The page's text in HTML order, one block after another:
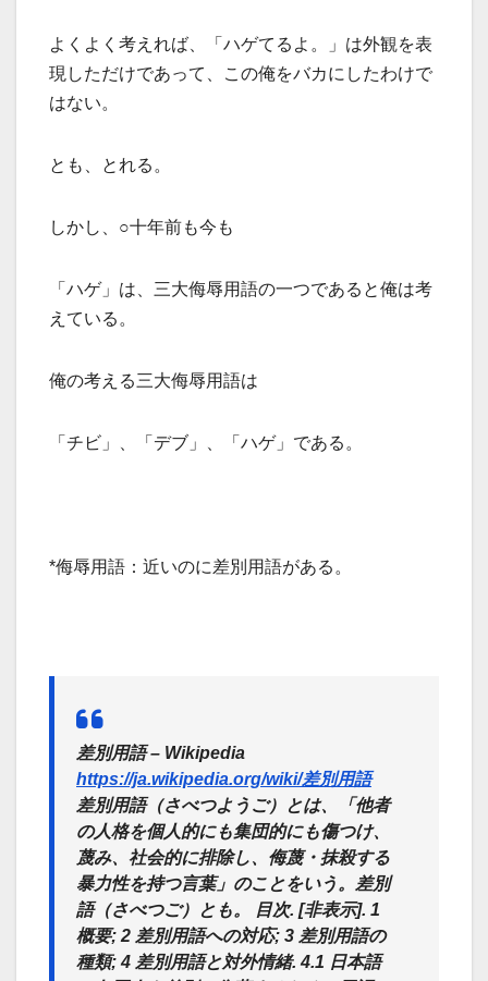
よくよく考えれば、「ハゲてるよ。」は外観を表
現しただけであって、この俺をバカにしたわけで
はない。
とも、とれる。
しかし、○十年前も今も
「ハゲ」は、三大侮辱用語の一つであると俺は考
えている。
俺の考える三大侮辱用語は
「チビ」、「デブ」、「ハゲ」である。
*侮辱用語：近いのに差別用語がある。
差別用語 – Wikipedia
https://ja.wikipedia.org/wiki/差別用語
差別用語（さべつようご）とは、「他者
の人格を個人的にも集団的にも傷つけ、
蔑み、社会的に排除し、侮蔑・抹殺する
暴力性を持つ言葉」のことをいう。差別
語（さべつご）とも。 目次. [非表示]. 1
概要; 2 差別用語への対応; 3 差別用語の
種類; 4 差別用語と対外情緒. 4.1 日本語